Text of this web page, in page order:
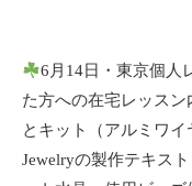
6月14日・東京個人
た方への在宅レッス
とキット（アルミワ
Jewelryの製作テキス